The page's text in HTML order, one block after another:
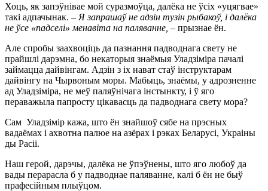
Хоць, як запэўнівае мой суразмоўца, далёка не ўсіх «уцягвае»
такі адпачынак. – Я запрашаў не адзін тузін рыбакоў, і далёка
не ўсе «падселі» менавіта на паляванне, – прызнае ён.
Але спробы заахвоціць да пазнання падводнага свету не
прайшлі дарэмна, бо некаторыя знаёмыя Уладзіміра пачалі
займацца дайвінгам. Адзін з іх нават стаў інструктарам
дайвінгу на Чырвоным моры. Мабыць, знаёмы, у адрозненне
ад Уладзіміра, не меў паляўнічага інстынкту, і ў яго
пераважыла папросту цікавасць да падводнага свету мора?
Сам Уладзімір кажа, што ён знайшоў сябе на прэсных
вадаёмах і ахвотна палюе на азёрах і рэках Беларусі, Украіны
ды Расіі.
Наш герой, дарэчы, далёка не ўпэўнены, што яго любоў да
вады перарасла б у падводнае паляванне, калі б ён не быў
прафесійным плыўцом.